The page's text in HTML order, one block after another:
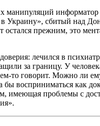
Украину», сбитый над
прежним, это
лечился в
за границу. У
говорит. Можно ли
восприниматься как
имеющая проблемы с